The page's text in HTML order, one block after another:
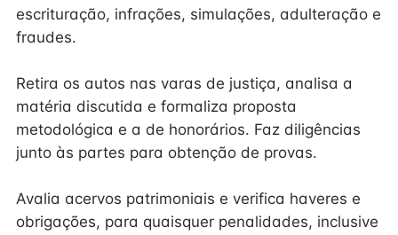
escrituração, infrações, simulações, adulteração e
fraudes.
Retira os autos nas varas de justiça, analisa a
matéria discutida e formaliza proposta
metodológica e a de honorários. Faz diligências
junto às partes para obtenção de provas.
Avalia acervos patrimoniais e verifica haveres e
obrigações, para quaisquer penalidades, inclusive